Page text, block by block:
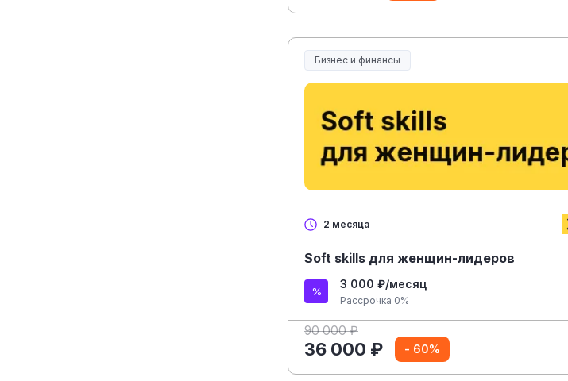
Бизнес и финансы
2 месяца
Soft skills для женщин-лидеров
3 000 ₽/месяц
Рассрочка 0%
90 000 ₽
36 000 ₽ - 60%